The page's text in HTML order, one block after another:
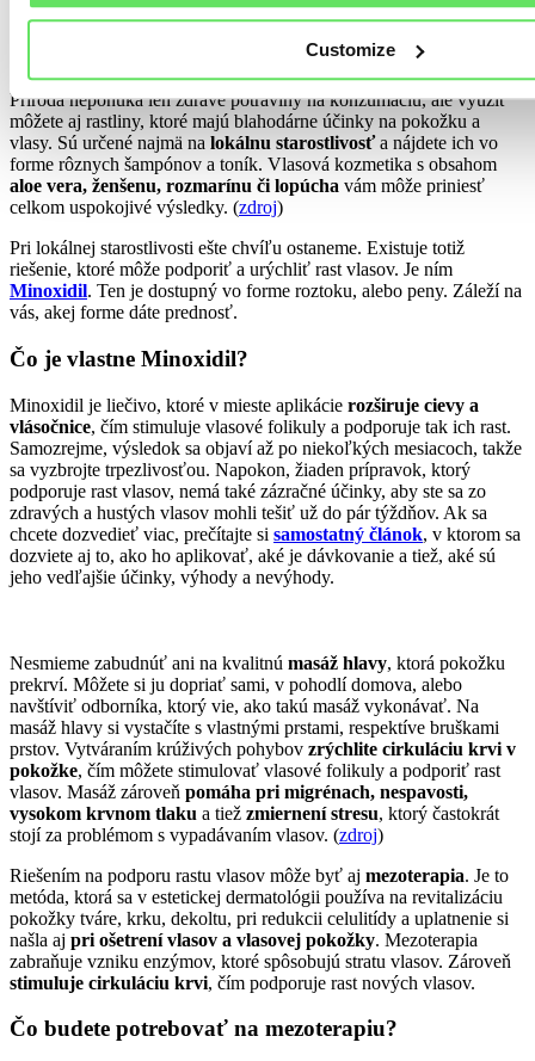
Customize
Príroda neponúka len zdravé potraviny na konzumáciu, ale využiť
môžete aj rastliny, ktoré majú blahodárne účinky na pokožku a
vlasy. Sú určené najmä na lokálnu starostlivosťa nájdete ich vo
forme rôznych šampónov a toník. Vlasová kozmetika s obsahom
aloe vera, ženšenu, rozmarínu či lopúcha vám môže priniesť
celkom uspokojivé výsledky. (zdroj)
Pri lokálnej starostlivosti ešte chvíľu ostaneme. Existuje totiž
riešenie, ktoré môže podporiť a urýchliť rast vlasov. Je ním
Minoxidil. Ten je dostupný vo forme roztoku, alebo peny. Záleží na
vás, akej forme dáte prednosť.
Čo je vlastne Minoxidil?
Minoxidil je liečivo, ktoré v mieste aplikácie rozširuje cievy a
vlásočnice, čím stimuluje vlasové folikuly a podporuje tak ich rast.
Samozrejme, výsledok sa objaví až po niekoľkých mesiacoch, takže
sa vyzbrojte trpezlivosťou. Napokon, žiaden prípravok, ktorý
podporuje rast vlasov, nemá také zázračné účinky, aby ste sa zo
zdravých a hustých vlasov mohli tešiť už do pár týždňov. Ak sa
chcete dozvedieť viac, prečítajte si samostatný článok, v ktorom sa
dozviete aj to, ako ho aplikovať, aké je dávkovanie a tiež, aké sú
jeho vedľajšie účinky, výhody a nevýhody.
Nesmieme zabudnúť ani na kvalitnú masáž hlavy, ktorá pokožku
prekrví. Môžete si ju dopriať sami, v pohodlí domova, alebo
navštíviť odborníka, ktorý vie, ako takú masáž vykonávať. Na
masáž hlavy si vystačíte s vlastnými prstami, respektíve bruškami
prstov. Vytváraním krúživých pohybov zrýchlite cirkuláciu krvi v
pokožke, čím môžete stimulovať vlasové folikuly a podporiť rast
vlasov. Masáž zároveň pomáha pri migrénach, nespavosti,
vysokom krvnom tlaku a tiež zmiernení stresu, ktorý častokrát
stojí za problémom s vypadávaním vlasov. (zdroj)
Riešením na podporu rastu vlasov môže byť aj mezoterapia. Je to
metóda, ktorá sa v estetickej dermatológii používa na revitalizáciu
pokožky tváre, krku, dekoltu, pri redukcii celulitídy a uplatnenie si
našla aj pri ošetrení vlasov a vlasovej pokožky. Mezoterapia
zabraňuje vzniku enzýmov, ktoré spôsobujú stratu vlasov. Zároveň
stimuluje cirkuláciu krvi, čím podporuje rast nových vlasov.
Čo budete potrebovať na mezoterapiu?